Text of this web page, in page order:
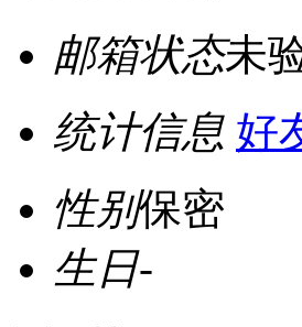
邮箱状态未
统计信息 好
性别保密
生日-